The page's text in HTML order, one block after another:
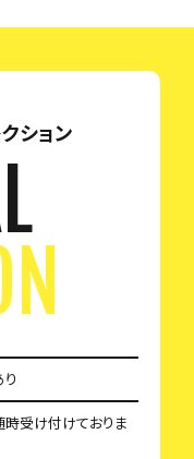
ション
受け付けておりま